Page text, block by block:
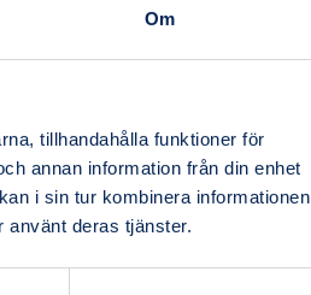
Om
tillhandahålla funktioner för
annan information från din enhet
i sin tur kombinera informationen
använt deras tjänster.